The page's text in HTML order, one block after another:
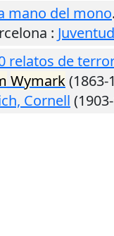
mano del mono.
: Juventud
relatos de
Wymark(1863-
Cornell